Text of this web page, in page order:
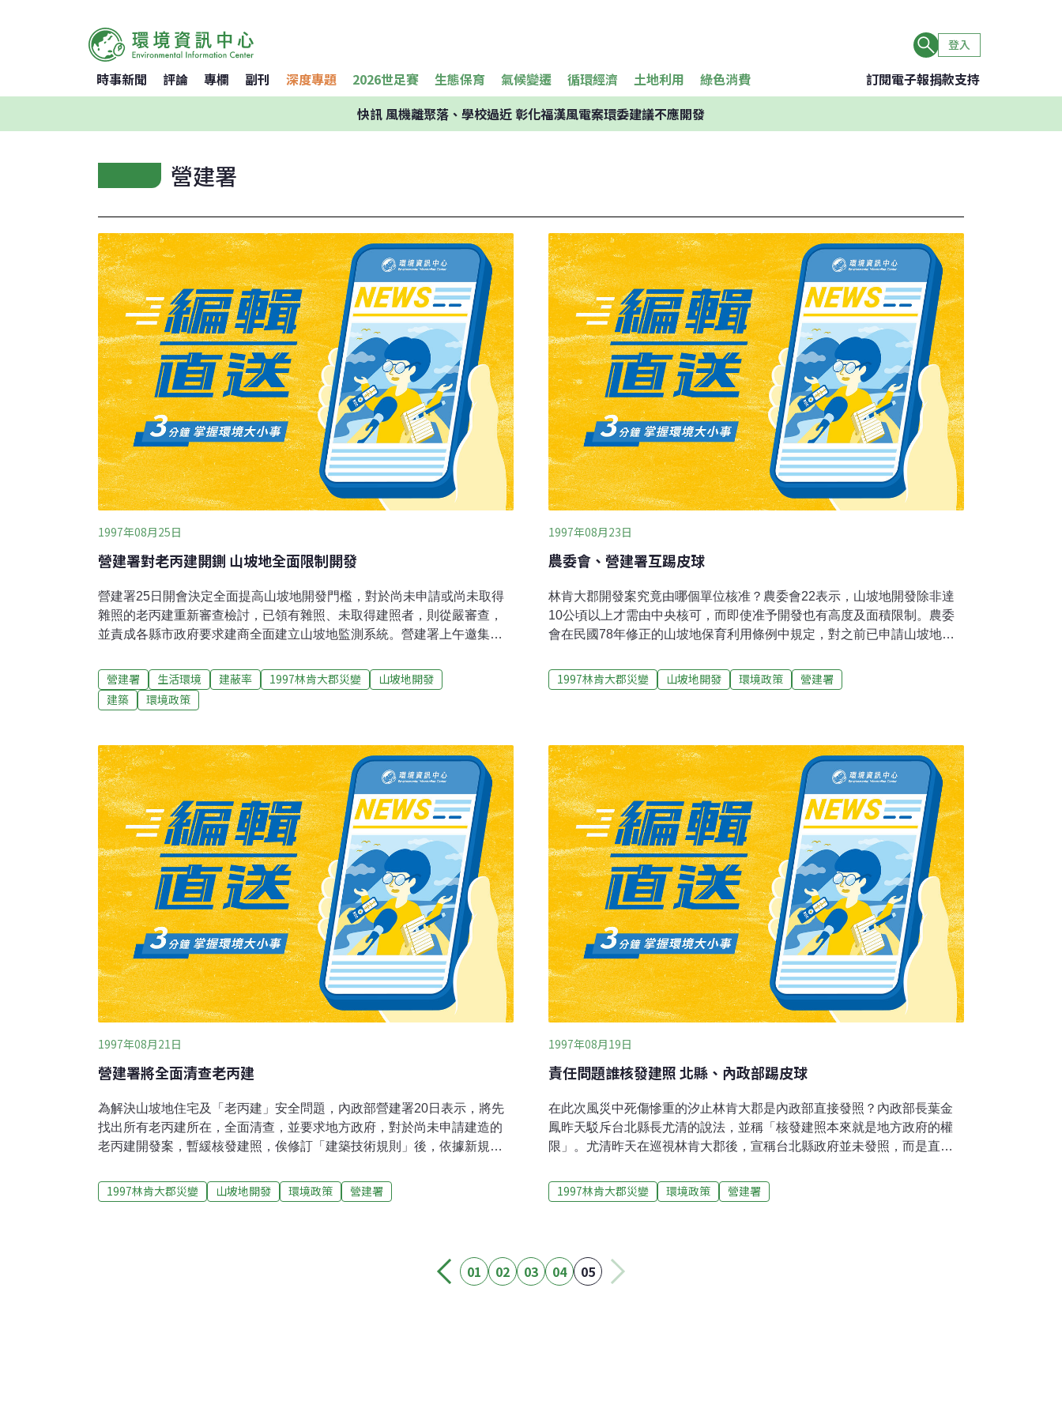
登入
時事新聞 評論 專欄 副刊 深度專題 2026世足賽 生態保育 氣候變遷 循環經濟 土地利用 綠色消費 訂閱電子報捐款支持
快訊風機離聚落、學校過近 彰化福漢風電案環委建議不應開發
營建署
1997年08月25日
營建署對老丙建開鍘 山坡地全面限制開發
營建署25日開會決定全面提高山坡地開發門檻，對於尚未申請或尚未取得
雜照的老丙建重新審查檢討，已領有雜照、未取得建照者，則從嚴審查，
並責成各縣市政府要求建商全面建立山坡地監測系統。營建署上午邀集專
對於未申請雜照，或即使已申請雜照、尚未取得、正在施工中的老丙建，
要求各省縣市政府組成專案小組，依照民國81年頒訂的「申請開發山坡地
雜項執照及申報施工計畫書圖文件須知」重新檢討審查改進。與會人士並
積率為120％，地方政府得視實際需要予以調降，而建築高度也限定不超過
21.6公尺，亦即樓高不超過7層。坡度陡峭、順向坡有滑動之虞以及斷層基
地都不得開發。
營建署 生活環境 建蔽率 1997林肯大郡災變
山坡地開發
建築
環境政策
1997年08月23日
農委會、營建署互踢皮球
林肯大郡開發案究竟由哪個單位核准？農委會22表示，山坡地開發除非達
10公頃以上才需由中央核可，而即使准予開發也有高度及面積限制。農委
會在民國78年修正的山坡地保育利用條例中規定，對之前已申請山坡地建
的核發是內政部營建署負責。內政部昨天發布澄清稿，強調內政部於民國
78年修改「山坡地開發建築管理辦法」第25條，是由主管「山坡地保育利
把關。農委會表示，即使由農委會審查後同意開發，也只是證明當地可作
一定程度的利用，在高度及面積上仍有限制。以林肯大郡不應作如此高樓
層的設計，這點在當初核發執照時就應該列入考慮。農委會強調，在「山
開法」通過後，業者要取得雜項執照必須作好水土保持設施，而雜項執照
的核發則是由內政部營建署
1997林肯大郡災變 山坡地開發 環境政策 營建署
1997年08月21日
營建署將全面清查老丙建
為解決山坡地住宅及「老丙建」安全問題，內政部營建署20日表示，將先
找出所有老丙建所在，全面清查，並要求地方政府，對於尚未申請建造的
老丙建開發案，暫緩核發建照，俟修訂「建築技術規則」後，依據新規定
有多少「老丙建」，營建署也不知道，營建署官員20日表示，因為過去的
「老丙建」申請案，都直接由地方政府審核後，即可變更用地，尤其在72
示，山坡地開發建築管理辦法第5條對於順向坡也有規範，順向坡有危險之
1997林肯大郡災變 山坡地開發 環境政策 營建署
1997年08月19日
責任問題誰核發建照 北縣、內政部踢皮球
在此次風災中死傷慘重的汐止林肯大郡是內政部直接發照？內政部長葉金
鳳昨天駁斥台北縣長尤清的說法，並稱「核發建照本來就是地方政府的權
限」。尤清昨天在巡視林肯大郡後，宣稱台北縣政府並未發照，而是直接
行了解，隨後公開表示，依照建築法令，核發建照是地方政府權限，不可
能是內政部直接發照。葉金鳳說，她已經指示營建署立即和台北縣營建單
1997林肯大郡災變 環境政策 營建署
01 02 03 04 05